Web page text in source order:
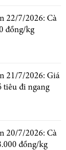
22/7/2026: Cà
đồng/kg
21/7/2026: Giá
tiêu đi ngang
20/7/2026: Cà
đồng/kg